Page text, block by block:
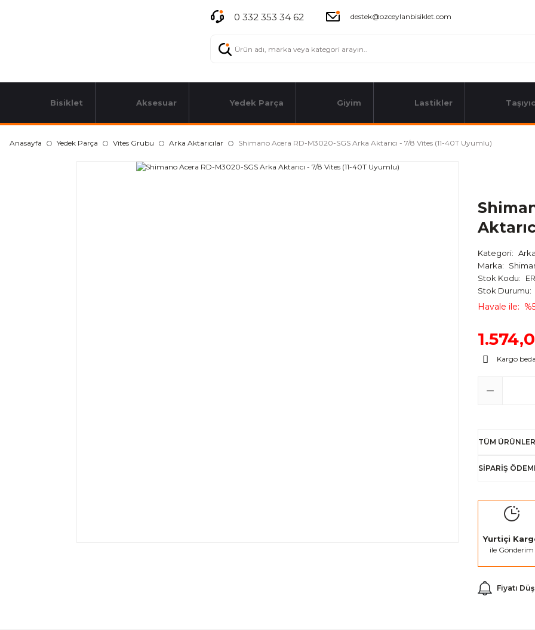
0 332 353 34 62 destek@ozceylanbisiklet.com
Bisiklet Aksesuar Yedek Parça Giyim Lastikler
Anasayfa Yedek Parça Vites Grubu Arka Aktarıcılar Shimano Acera RD-M3020-SGS Arka Aktarıcı - 7/8 Vites (11-40T Uyumlu)
Kategori
Marka
Stok Kodu
Stok Durumu
Havale ile
Kargo
TÜM
SİPARİŞ
Yurtiçi
ile Gönderim
Fiyatı